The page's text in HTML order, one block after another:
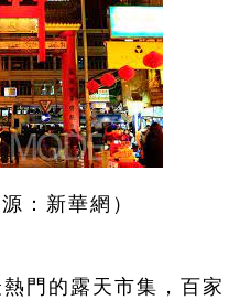
：新華網）
門的露天市集，百家